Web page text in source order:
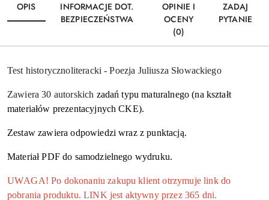
OPIS
INFORMACJE DOT.
BEZPIECZEŃSTWA
OPINIE I
OCENY
(0)
ZADAJ
PYTANIE
Test historycznoliteracki - Poezja Juliusza Słowackiego
Zawiera 30 autorskich zadań typu maturalnego (na kształt
materiałów prezentacyjnych CKE).
Zestaw zawiera odpowiedzi wraz z punktacją.
Materiał PDF do samodzielnego wydruku.
UWAGA! Po dokonaniu zakupu klient otrzymuje link do
pobrania produktu. LINK jest aktywny przez 365 dni.